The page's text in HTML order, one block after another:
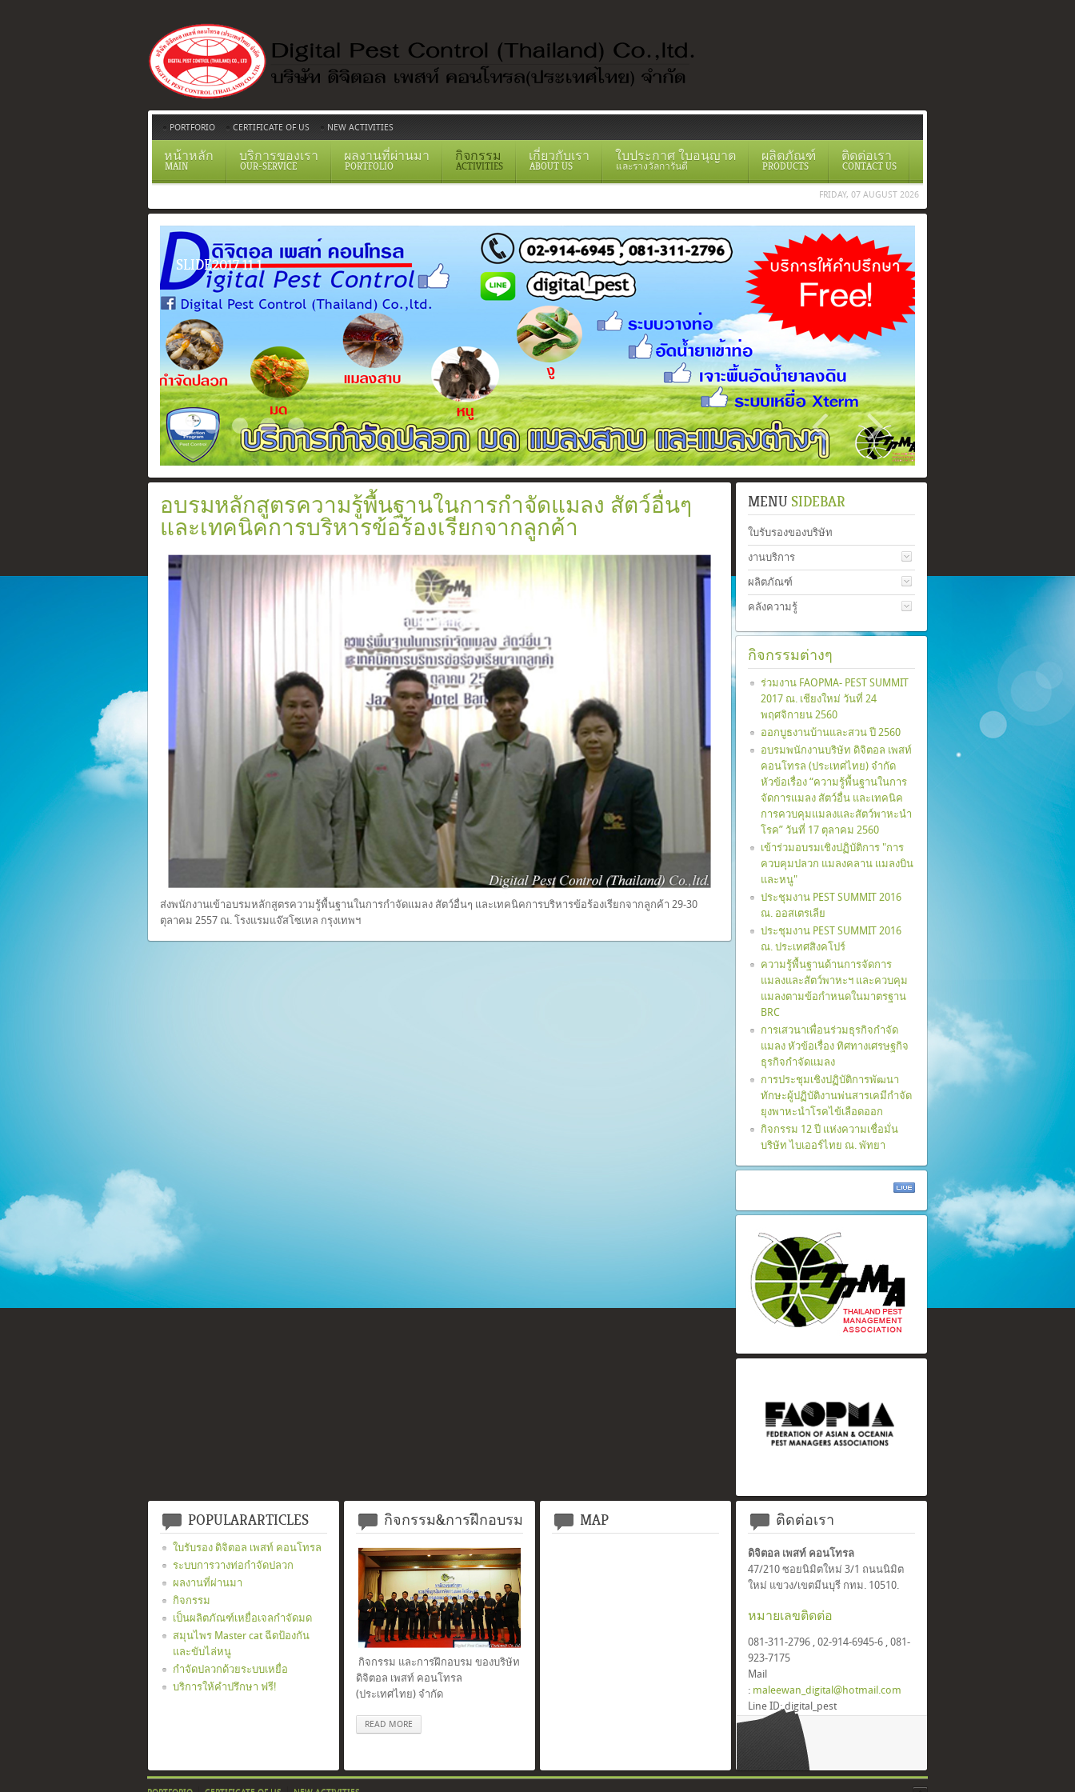
PORTFORIO CERTIFICATE OF US NEW ACTIVITIES
หน้าหลัก
MAIN
บริการของเรา
OUR-SERVICE
ผลงานที่ผ่านมา
PORTFOLIO
กิจกรรม
ACTIVITIES
เกี่ยวกับเรา
ABOUT US
ใบประกาศ ใบอนุญาต
และรางวัลการันตี
ผลิตภัณฑ์
PRODUCTS
ติดต่อเรา
CONTACT US
FRIDAY, 07 AUGUST 2026
SLIDE2017 11 1
Slide2017 11 1
Certificateระบบวางท่อกำจัดปลวกตามเเนวคาน
สเปรย์ยากำจัดปลวก
อัดน้ำยาเข้าท่อ
อบรมหลักสูตรความรู้พื้นฐานในการกำจัดแมลง สัตว์อื่นๆ
และเทคนิคการบริหารข้อร้องเรียกจากลูกค้า
ส่งพนักงานเข้าอบรมหลักสูตรความรู้พื้นฐานในการกำจัดแมลง สัตว์อื่นๆ และเทคนิคการบริหารข้อร้องเรียกจากลูกค้า 29-30
ตุลาคม 2557 ณ. โรงแรมแจ๊สโซเทล กรุงเทพฯ
MENU SIDEBAR
ใบรับรองของบริษัท
งานบริการ
ผลิตภัณฑ์
คลังความรู้
กิจกรรมต่างๆ
ร่วมงาน FAOPMA- PEST SUMMIT
2017 ณ. เชียงใหม่ วันที่ 24
พฤศจิกายน 2560
ออกบูธงานบ้านและสวน ปี 2560
อบรมพนักงานบริษัท ดิจิตอล เพสท์
คอนโทรล (ประเทศไทย) จำกัด
หัวข้อเรื่อง “ความรู้พื้นฐานในการ
จัดการแมลง สัตว์อื่น และเทคนิค
การควบคุมแมลงและสัตว์พาหะนำ
โรค” วันที่ 17 ตุลาคม 2560
เข้าร่วมอบรมเชิงปฏิบัติการ "การ
ควบคุมปลวก แมลงคลาน แมลงบิน
และหนู"
ประชุมงาน PEST SUMMIT 2016
ณ. ออสเตรเลีย
ประชุมงาน PEST SUMMIT 2016
ณ. ประเทศสิงคโปร์
ความรู้พื้นฐานด้านการจัดการ
แมลงและสัตว์พาหะฯ และควบคุม
แมลงตามข้อกำหนดในมาตรฐาน
BRC
การเสวนาเพื่อนร่วมธุรกิจกำจัด
แมลง หัวข้อเรื่อง ทิศทางเศรษฐกิจ
ธุรกิจกำจัดแมลง
การประชุมเชิงปฏิบัติการพัฒนา
ทักษะผู้ปฏิบัติงานพ่นสารเคมีกำจัด
ยุงพาหะนำโรคไข้เลือดออก
กิจกรรม 12 ปี แห่งความเชื่อมั่น
บริษัท ไบเออร์ไทย ณ. พัทยา
POPULARARTICLES
ใบรับรอง ดิจิตอล เพสท์ คอนโทรล
ระบบการวางท่อกำจัดปลวก
ผลงานที่ผ่านมา
กิจกรรม
เป็นผลิตภัณฑ์เหยื่อเจลกำจัดมด
สมุนไพร Master cat ฉีดป้องกัน
และขับไล่หนู
กำจัดปลวกด้วยระบบเหยื่อ
บริการให้คำปรึกษา ฟรี!
กิจกรรม&การฝึกอบรม
กิจกรรม และการฝึกอบรม ของบริษัท
ดิจิตอล เพสท์ คอนโทรล
(ประเทศไทย) จำกัด
READ MORE
MAP ติดต่อเรา
ดิจิตอล เพสท์ คอนโทรล
47/210 ซอยนิมิตใหม่ 3/1 ถนนนิมิต
ใหม่ แขวง/เขตมีนบุรี กทม. 10510.
หมายเลขติดต่อ
081-311-2796 , 02-914-6945-6 , 081-
923-7175
Mail
: maleewan_digital@hotmail.com
Line ID: digital_pest
Facebook: Digital Pest Control
(Thailand) Co.,ltd.